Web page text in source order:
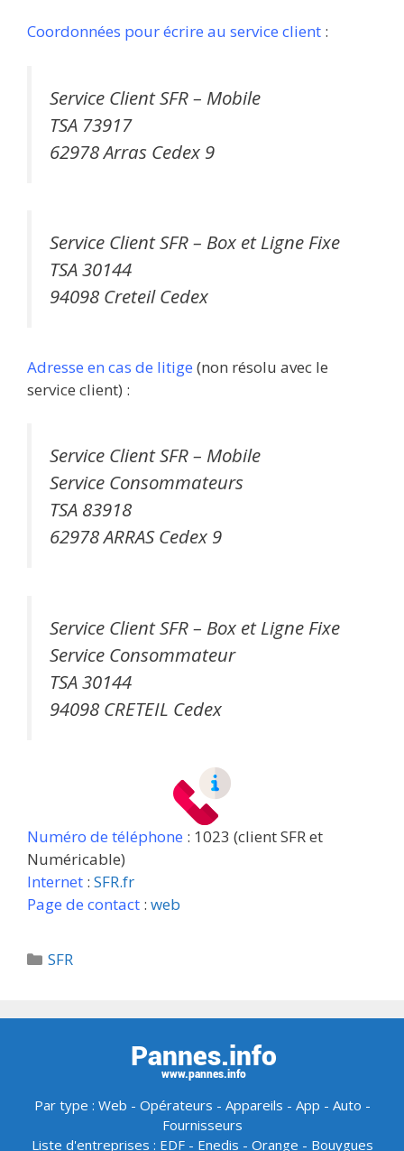
Coordonnées pour écrire au service client :
Service Client SFR – Mobile
TSA 73917
62978 Arras Cedex 9
Service Client SFR – Box et Ligne Fixe
TSA 30144
94098 Creteil Cedex
Adresse en cas de litige (non résolu avec le
service client) :
Service Client SFR – Mobile
Service Consommateurs
TSA 83918
62978 ARRAS Cedex 9
Service Client SFR – Box et Ligne Fixe
Service Consommateur
TSA 30144
94098 CRETEIL Cedex
Numéro de téléphone : 1023 (client SFR et
Numéricable)
Internet : SFR.fr
Page de contact : web
Catégories
SFR
Par type : Web - Opérateurs - Appareils - App - Auto -
Fournisseurs
Liste d'entreprises : EDF- Enedis - Orange - Bouygues